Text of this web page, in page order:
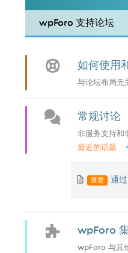
wpForo 支持论坛
如何使用
与论坛布局无
常规讨论
非服务支持和
最近的话题
重要 通
wpForo
wpForo 与其